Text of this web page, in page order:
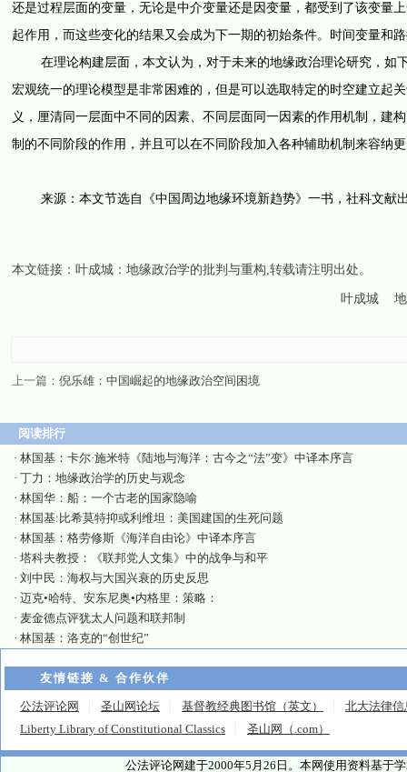
还是过程层面的变量，无论是中介变量还是因变量，都受到了该变量
起作用，而这些变化的结果又会成为下一期的初始条件。时间变量和
在理论构建层面，本文认为，对于未来的地缘政治理论研究，如
宏观统一的理论模型是非常困难的，但是可以选取特定的时空建立起
义，厘清同一层面中不同的因素、不同层面同一因素的作用机制，建
制的不同阶段的作用，并且可以在不同阶段加入各种辅助机制来容纳
来源：本文节选自《中国周边地缘环境新趋势》一书，社科文献出
本文链接： 叶成城：地缘政治学的批判与重构,转载请注明出处。
叶成城
上一篇： 倪乐雄：中国崛起的地缘政治空间困境
阅读排行
· 林国基：卡尔·施米特《陆地与海洋：古今之“法”变》中译本序言
· 丁力：地缘政治学的历史与观念
· 林国华：船：一个古老的国家隐喻
· 林国基:比希莫特抑或利维坦：美国建国的生死问题
· 林国基：格劳修斯《海洋自由论》中译本序言
· 塔科夫教授：《联邦党人文集》中的战争与和平
· 刘中民：海权与大国兴衰的历史反思
· 迈克•哈特、安东尼奥•内格里：策略：
· 麦金德点评犹太人问题和联邦制
· 林国基：洛克的“创世纪”
友情链接 & 合作伙伴
公法评论网 圣山网论坛 基督教经典图书馆（英文）
北大法律信
Liberty Library of Constitutional Classics
圣山网（.com）
公法评论网建于2000年5月26日。本网使用资料基于